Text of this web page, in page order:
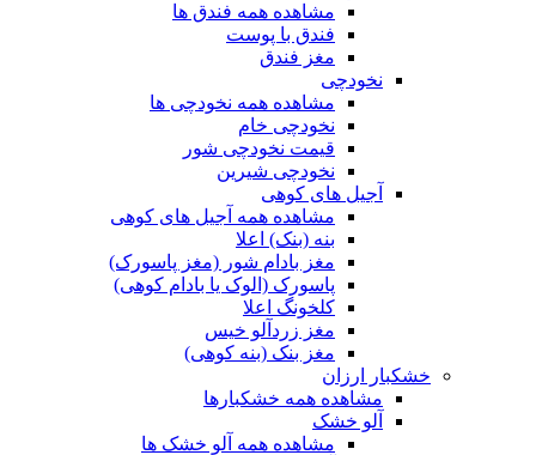
مشاهده همه فندق ها
فندق با پوست
مغز فندق
نخودچی
مشاهده همه نخودچی ها
نخودچی خام
قیمت نخودچی شور
نخودچی شیرین
آجیل های کوهی
مشاهده همه آجیل های کوهی
بنه (بنک) اعلا
مغز بادام شور (مغز پاسورک)
پاسورک (الوک یا بادام کوهی)
کلخونگ اعلا
مغز زردآلو خیس
مغز بنک (بنه کوهی)
خشکبار ارزان
مشاهده همه خشکبارها
آلو خشک
مشاهده همه آلو خشک ها